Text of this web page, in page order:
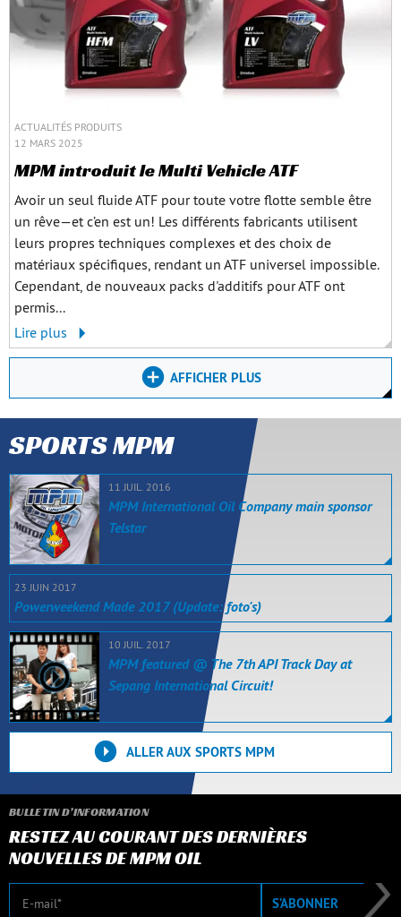
ACTUALITÉS PRODUITS
12 MARS 2025
MPM introduit le Multi Vehicle ATF
Avoir un seul fluide ATF pour toute votre flotte semble être
un rêve—et c’en est un! Les différents fabricants utilisent
leurs propres techniques complexes et des choix de
matériaux spécifiques, rendant un ATF universel impossible.
Cependant, de nouveaux packs d'additifs pour ATF ont
permis...
Lire plus
AFFICHER PLUS
SPORTS MPM
11 JUIL. 2016
MPM International Oil Company main sponsor
Telstar
23 JUIN 2017
Powerweekend Made 2017 (Update: foto's)
10 JUIL. 2017
MPM featured @ The 7th API Track Day at
Sepang International Circuit!
ALLER AUX SPORTS MPM
BULLETIN D’INFORMATION
RESTEZ AU COURANT DES DERNIÈRES
NOUVELLES DE MPM OIL
S’ABONNER